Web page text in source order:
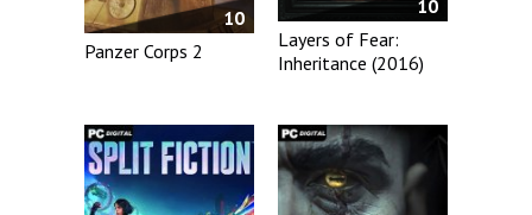
10
Panzer Corps 2
10
Layers of Fear:
Inheritance (2016)